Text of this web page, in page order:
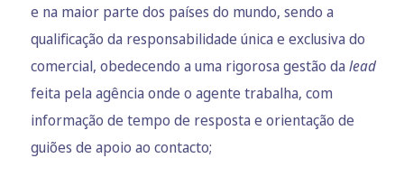
e na maior parte dos países do mundo, sendo a
qualificação da responsabilidade única e exclusiva do
comercial, obedecendo a uma rigorosa gestão da lead
feita pela agência onde o agente trabalha, com
informação de tempo de resposta e orientação de
guiões de apoio ao contacto;